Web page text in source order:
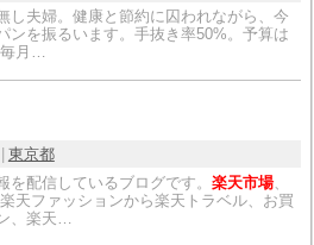
し夫婦。健康と節約に囚われながら、今
ンを振るいます。手抜き率50%。予算は
毎月…
東京都
を配信しているブログです。楽天市場、
天ファッションから楽天トラベル、お買
、楽天…